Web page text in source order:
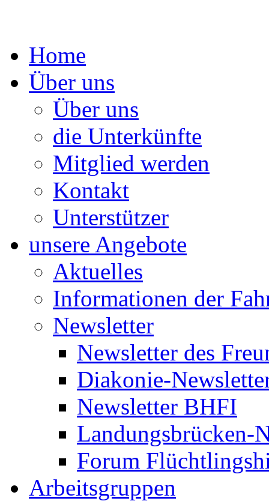
Springe
zum
Home
Über uns
Über uns
die Unterkünfte
Mitglied werden
Kontakt
Unterstützer
unsere Angebote
Aktuelles
Informationen der
Newsletter
Newsletter des
Diakonie-
Newsletter BHFI
Landungsbrücken-
Forum
Arbeitsgruppen